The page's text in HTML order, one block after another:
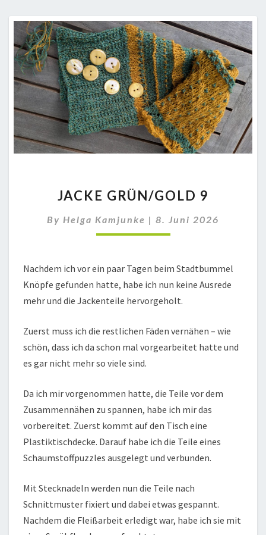
GRÜN/GOLD
JACKE GRÜN/GOLD 9
By Helga Kamjunke | 8. Juni 2026
Nachdem ich vor ein paar Tagen beim Stadtbummel
Knöpfe gefunden hatte, habe ich nun keine Ausrede
mehr und die Jackenteile hervorgeholt.
Zuerst muss ich die restlichen Fäden vernähen – wie
schön, dass ich da schon mal vorgearbeitet hatte und
es gar nicht mehr so viele sind.
Da ich mir vorgenommen hatte, die Teile vor dem
Zusammennähen zu spannen, habe ich mir das
vorbereitet. Zuerst kommt auf den Tisch eine
Plastiktischdecke. Darauf habe ich die Teile eines
Schaumstoffpuzzles ausgelegt und verbunden.
Mit Stecknadeln werden nun die Teile nach
Schnittmuster fixiert und dabei etwas gespannt.
Nachdem die Fleißarbeit erledigt war, habe ich sie mit